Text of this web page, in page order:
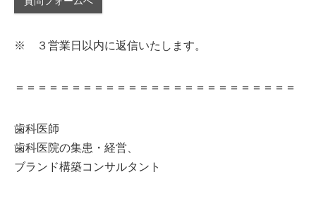
※ ３営業日以内に返信いたします。
＝＝＝＝＝＝＝＝＝＝＝＝＝＝＝＝＝＝＝＝＝＝＝＝＝
歯科医師
歯科医院の集患・経営、
ブランド構築コンサルタント